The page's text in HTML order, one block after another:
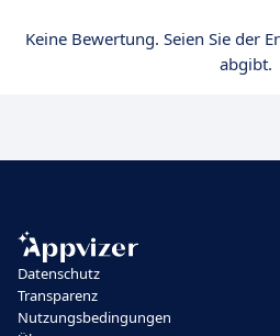
Keine Bewertung. Seien Sie der
abgibt.
Datenschutz
Transparenz
Nutzungsbedingungen